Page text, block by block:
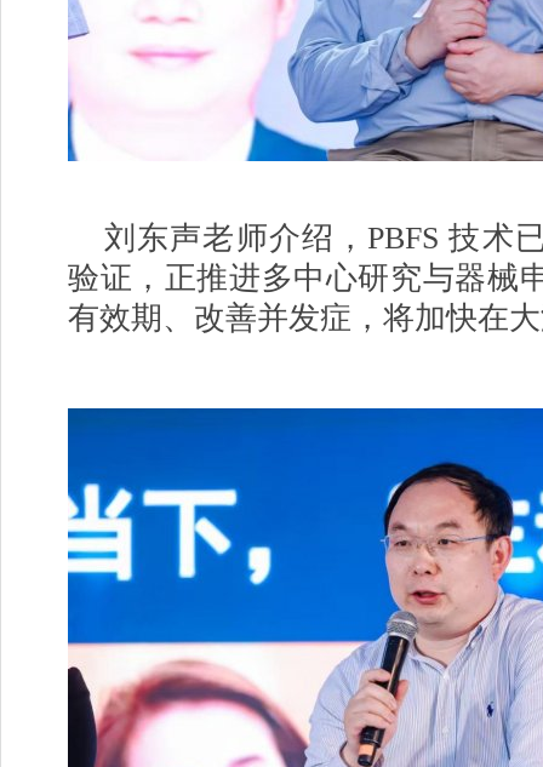
刘东声老师介绍，PBFS 技术
验证，正推进多中心研究与器械
有效期、改善并发症，将加快在